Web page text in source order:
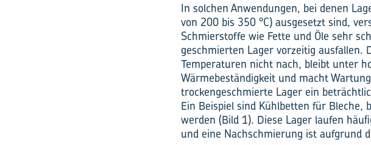
In solchen Anwendungen, bei denen
von 200 bis 350 °C) ausgesetzt sind,
Schmierstoffe wie Fette und Öle sehr
geschmierten Lager vorzeitig ausfallen.
Temperaturen nicht nach, bleibt unter
Wärmebeständigkeit und macht
trockengeschmierte Lager ein
Ein Beispiel sind Kühlbetten für
werden (Bild 1). Diese Lager laufen
und eine Nachschmierung ist aufgrund